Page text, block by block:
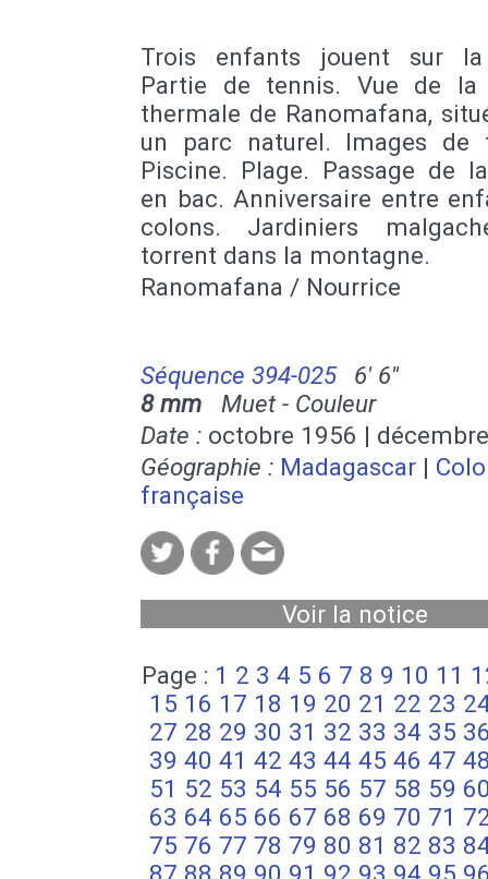
Trois enfants jouent sur la
Partie de tennis. Vue de la
thermale de Ranomafana,
un parc naturel. Images de
Piscine. Plage. Passage de
en bac. Anniversaire entre
colons. Jardiniers
torrent dans la montagne.
Ranomafana / Nourrice
Séquence 394-025
6' 6''
8 mm Muet - Couleur
Date : octobre 1956 |
Géographie : Madagascar |
française
Voir la notice
Page : 1 2 3 4 5 6 7 8 9 10 11
15 16 17 18 19 20 21 22 23
27 28 29 30 31 32 33 34 35
39 40 41 42 43 44 45 46 47
51 52 53 54 55 56 57 58 59
63 64 65 66 67 68 69 70 71
75 76 77 78 79 80 81 82 83